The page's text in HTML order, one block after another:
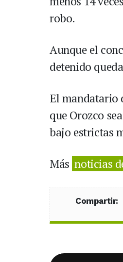
robo.
Aunque el
detenido
El mandatario
que Orozco
bajo estrictas
Más noticias
Compartir: